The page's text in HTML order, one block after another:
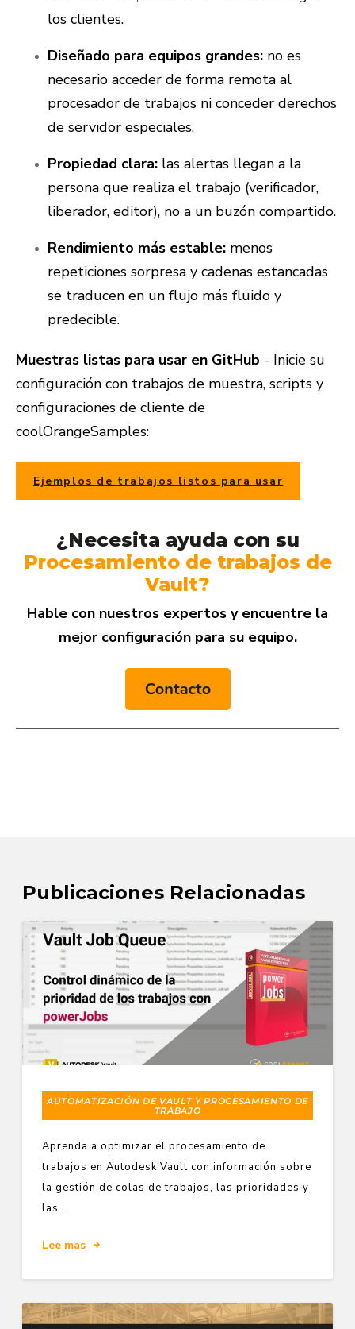
los clientes.
Diseñado para equipos grandes: no es
necesario acceder de forma remota al
procesador de trabajos ni conceder derechos
de servidor especiales.
Propiedad clara: las alertas llegan a la
persona que realiza el trabajo (verificador,
liberador, editor), no a un buzón compartido.
Rendimiento más estable: menos
repeticiones sorpresa y cadenas estancadas
se traducen en un flujo más fluido y
predecible.
Muestras listas para usar en GitHub - Inicie su
configuración con trabajos de muestra, scripts y
configuraciones de cliente de
coolOrangeSamples:
Ejemplos de trabajos listos para usar
¿Necesita ayuda con su
Procesamiento de trabajos de
Vault?
Hable con nuestros expertos y encuentre la
mejor configuración para su equipo.
Publicaciones Relacionadas
AUTOMATIZACIÓN DE VAULT Y PROCESAMIENTO DE
TRABAJO
Aprenda a optimizar el procesamiento de
trabajos en Autodesk Vault con información sobre
la gestión de colas de trabajos, las prioridades y
las...
Lee mas